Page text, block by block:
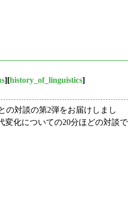
][history_of_linguistics]
の対談の第2弾をお届けしまし
変化についての20分ほどの対談で